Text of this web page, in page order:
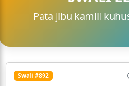
Pata jibu kamili
Swali #892